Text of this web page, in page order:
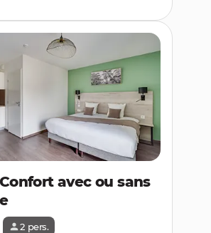
avec ou sans
2 pers.